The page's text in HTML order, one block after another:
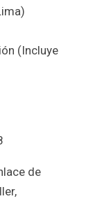
(Incluye
de